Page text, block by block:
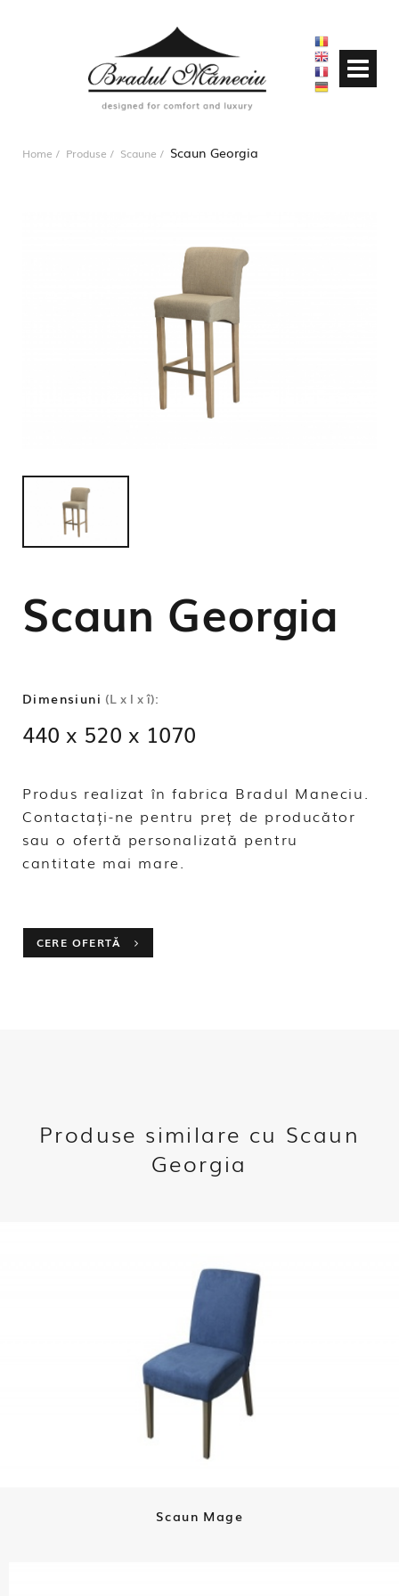
Home Produse Scaune Scaun Georgia
Scaun Georgia
Dimensiuni (L x l x î):
440 x 520 x 1070
Produs realizat în fabrica Bradul Maneciu.
Contactați-ne pentru preț de producător
sau o ofertă personalizată pentru
cantitate mai mare.
CERE OFERTĂ
Produse similare cu Scaun
Georgia
Scaun Mage